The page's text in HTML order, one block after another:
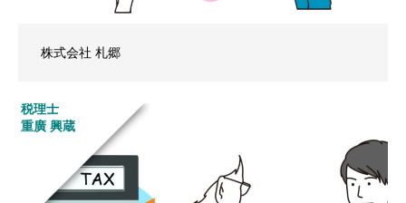
株式会社 札郷
税理士
重廣 興蔵